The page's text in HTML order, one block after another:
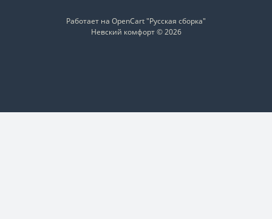
Работает на OpenCart "Русская сборка"
Невский комфорт © 2026